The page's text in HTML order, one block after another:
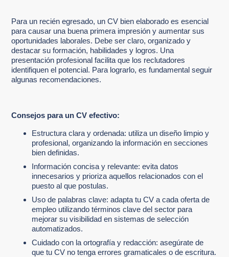
Para un recién egresado, un CV bien elaborado es esencial
para causar una buena primera impresión y aumentar sus
oportunidades laborales. Debe ser claro, organizado y
destacar su formación, habilidades y logros. Una
presentación profesional facilita que los reclutadores
identifiquen el potencial. Para lograrlo, es fundamental seguir
algunas recomendaciones.
Consejos para un CV efectivo:
Estructura clara y ordenada: utiliza un diseño limpio y
profesional, organizando la información en secciones
bien definidas.
Información concisa y relevante: evita datos
innecesarios y prioriza aquellos relacionados con el
puesto al que postulas.
Uso de palabras clave: adapta tu CV a cada oferta de
empleo utilizando términos clave del sector para
mejorar su visibilidad en sistemas de selección
automatizados.
Cuidado con la ortografía y redacción: asegúrate de
que tu CV no tenga errores gramaticales o de escritura.